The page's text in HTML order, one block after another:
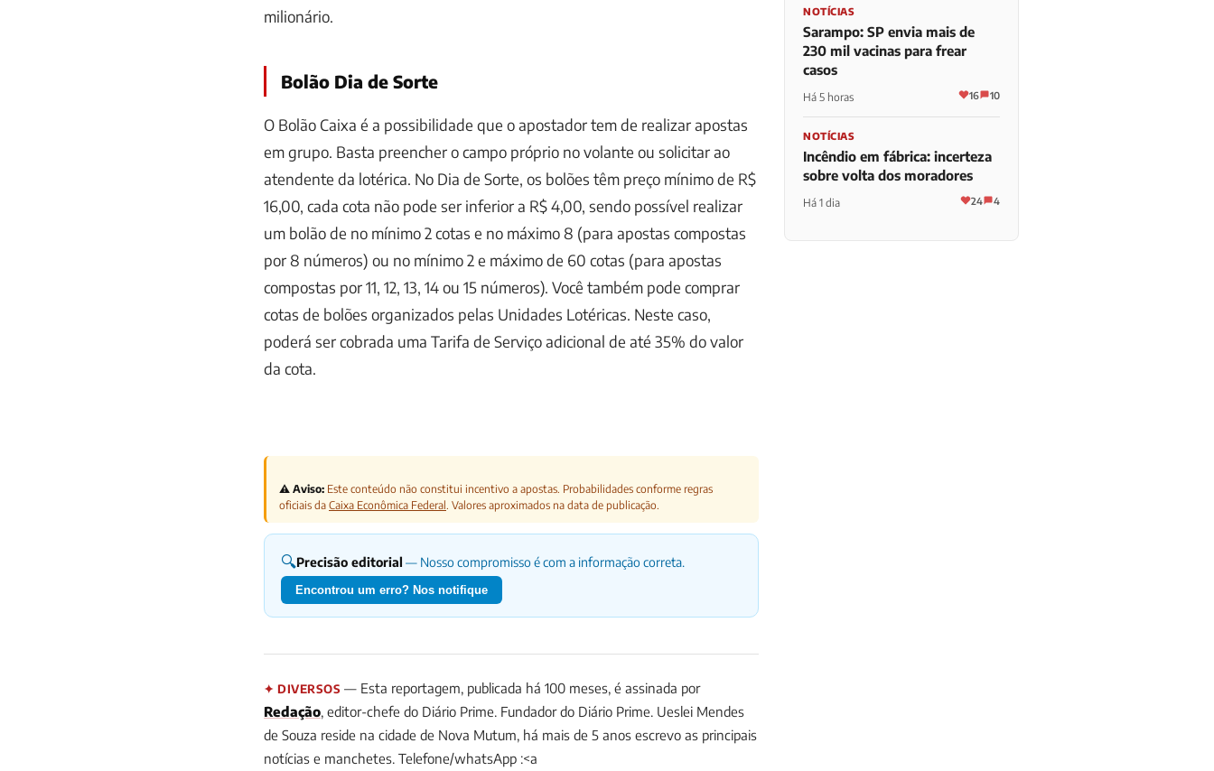
milionário.
Bolão Dia de Sorte
O Bolão Caixa é a possibilidade que o apostador tem de realizar apostas
em grupo. Basta preencher o campo próprio no volante ou solicitar ao
atendente da lotérica. No Dia de Sorte, os bolões têm preço mínimo de R$
16,00, cada cota não pode ser inferior a R$ 4,00, sendo possível realizar
um bolão de no mínimo 2 cotas e no máximo 8 (para apostas compostas
por 8 números) ou no mínimo 2 e máximo de 60 cotas (para apostas
compostas por 11, 12, 13, 14 ou 15 números). Você também pode comprar
cotas de bolões organizados pelas Unidades Lotéricas. Neste caso,
poderá ser cobrada uma Tarifa de Serviço adicional de até 35% do valor
da cota.
⚠️ Aviso: Este conteúdo não constitui incentivo a apostas. Probabilidades conforme regras
oficiais da Caixa Econômica Federal. Valores aproximados na data de publicação.
🔍Precisão editorial — Nosso compromisso é com a informação correta.
Encontrou um erro? Nos notifique
✦ DIVERSOS — Esta reportagem, publicada há 100 meses, é assinada por
Redação, editor-chefe do Diário Prime. Fundador do Diário Prime. Ueslei Mendes
de Souza reside na cidade de Nova Mutum, há mais de 5 anos escrevo as principais
notícias e manchetes. Telefone/whatsApp :<a
NOTÍCIAS
Sarampo: SP envia mais de
230 mil vacinas para frear
casos
Há 5 horas 16 10
NOTÍCIAS
Incêndio em fábrica: incerteza
sobre volta dos moradores
Há 1 dia 24 4